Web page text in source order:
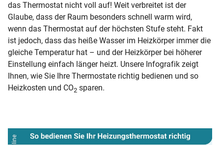
das Thermostat nicht voll auf! Weit verbreitet ist der
Glaube, dass der Raum besonders schnell warm wird,
wenn das Thermostat auf der höchsten Stufe steht. Fakt
ist jedoch, dass das heiße Wasser im Heizkörper immer die
gleiche Temperatur hat – und der Heizkörper bei höherer
Einstellung einfach länger heizt. Unsere Infografik zeigt
Ihnen, wie Sie Ihre Thermostate richtig bedienen und so
Heizkosten und CO2 sparen.